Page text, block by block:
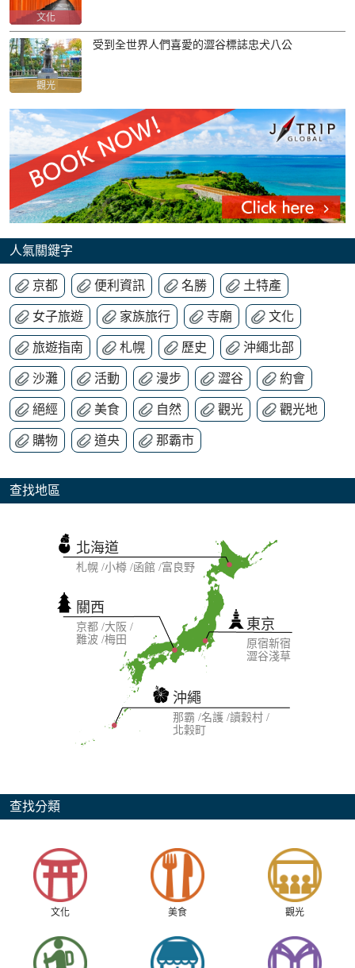
文化
觀光
受到全世界人們喜愛的澀谷標誌忠犬八公
人氣關鍵字
京都 便利資訊 名勝 土特產
女子旅遊 家族旅行 寺廟 文化
旅遊指南 札幌 歷史 沖繩北部
沙灘 活動 漫步 澀谷 約會
絕經 美食 自然 觀光 觀光地
購物 道央 那霸市
查找地區
東京
原宿新宿
澀谷淺草
關西
京都 大阪
難波 梅田
沖繩
那霸 名護 讀穀村
北穀町
北海道
札幌 小樽 函館 富良野
查找分類
文化 美食 觀光